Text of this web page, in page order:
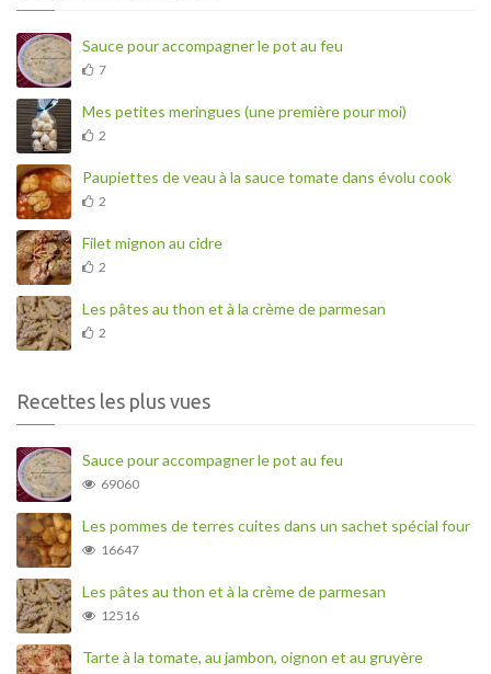
Sauce pour accompagner le pot au feu
7
Mes petites meringues (une première pour moi)
2
Paupiettes de veau à la sauce tomate dans évolu cook
2
Filet mignon au cidre
2
Les pâtes au thon et à la crème de parmesan
2
Recettes les plus vues
Sauce pour accompagner le pot au feu
69060
Les pommes de terres cuites dans un sachet spécial four
16647
Les pâtes au thon et à la crème de parmesan
12516
Tarte à la tomate, au jambon, oignon et au gruyère